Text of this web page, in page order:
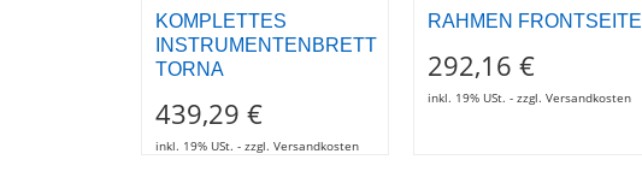
KOMPLETTES
INSTRUMENTENBRETT
TORNA
439,29 €
inkl. 19% USt. - zzgl. Versandkosten
RAHMEN FRONTSEITE
292,16 €
inkl. 19% USt. - zzgl. Versandkosten